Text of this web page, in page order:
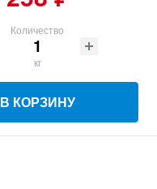
Количество
кг
В КОРЗИНУ